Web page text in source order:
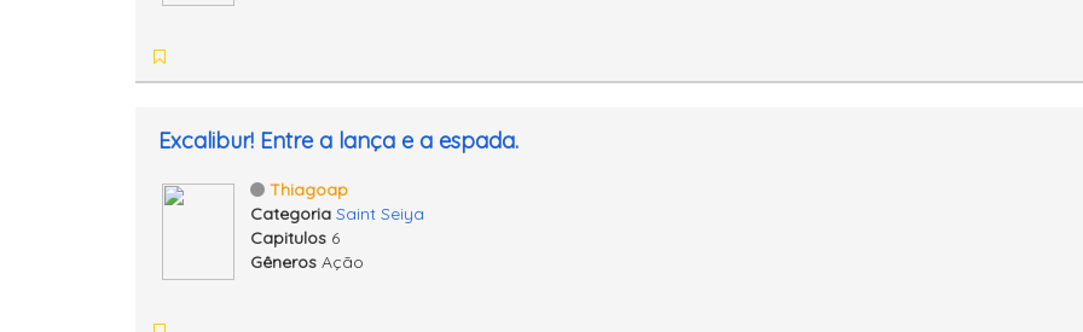
Excalibur! Entre a lança e a espada.
Thiagoap
Categoria Saint Seiya
Capitulos 6
Gêneros Ação